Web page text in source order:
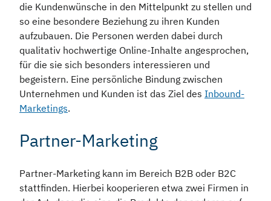
die Kundenwünsche in den Mittelpunkt zu stellen und
so eine besondere Beziehung zu ihren Kunden
aufzubauen. Die Personen werden dabei durch
qualitativ hochwertige Online-Inhalte angesprochen,
für die sie sich besonders interessieren und
begeistern. Eine persönliche Bindung zwischen
Unternehmen und Kunden ist das Ziel des Inbound-
Marketings.
Partner-Marketing
Partner-Marketing kann im Bereich B2B oder B2C
stattfinden. Hierbei kooperieren etwa zwei Firmen in